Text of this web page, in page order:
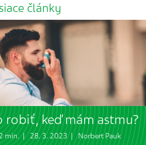
články
robiť, keď mám astmu?
min. | 28. 3. 2023 |Norbert Pauk